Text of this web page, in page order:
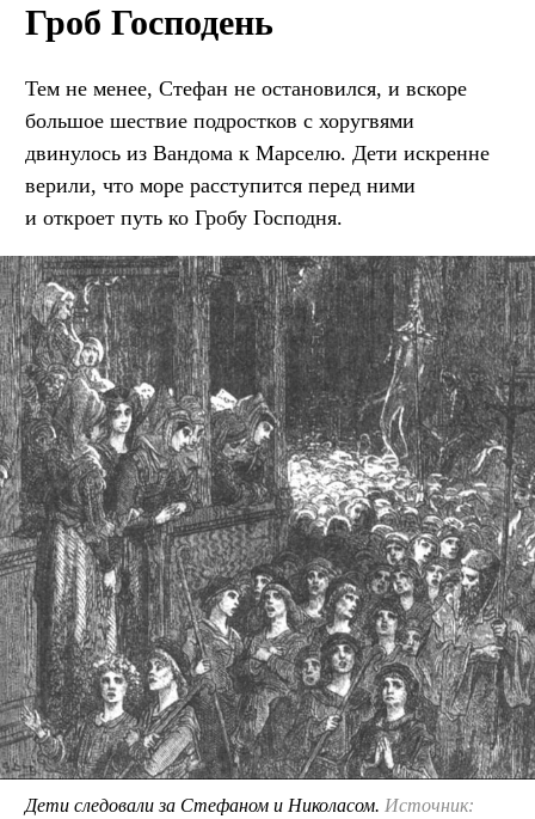
Гроб Господень
Тем не менее, Стефан не остановился, и вскоре
большое шествие подростков с хоругвями
двинулось из Вандома к Марселю. Дети искренне
верили, что море расступится перед ними
и откроет путь ко Гробу Господня.
Дети следовали за Стефаном и Николасом. Источник: